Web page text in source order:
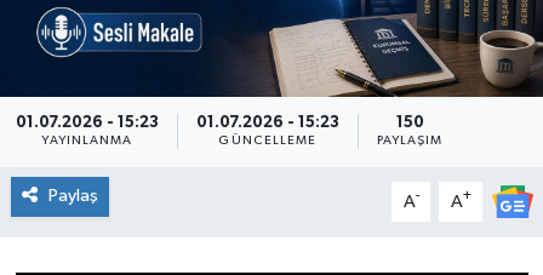
01.07.2026 - 15:23
YAYINLANMA
01.07.2026 - 15:23
GÜNCELLEME
150
PAYLAŞIM
Paylaş A- A+
Genel